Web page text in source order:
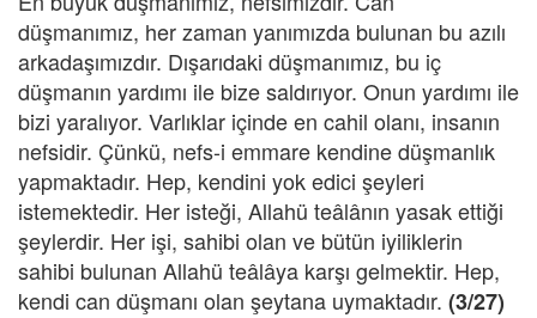
düşmanımız, her zaman yanımızda bulunan bu azılı
arkadaşımızdır. Dışarıdaki düşmanımız, bu iç
düşmanın yardımı ile bize saldırıyor. Onun yardımı ile
bizi yaralıyor. Varlıklar içinde en cahil olanı, insanın
nefsidir. Çünkü, nefs-i emmare kendine düşmanlık
yapmaktadır. Hep, kendini yok edici şeyleri
istemektedir. Her isteği, Allahü teâlânın yasak ettiği
şeylerdir. Her işi, sahibi olan ve bütün iyiliklerin
sahibi bulunan Allahü teâlâya karşı gelmektir. Hep,
kendi can düşmanı olan şeytana uymaktadır. (3/27)